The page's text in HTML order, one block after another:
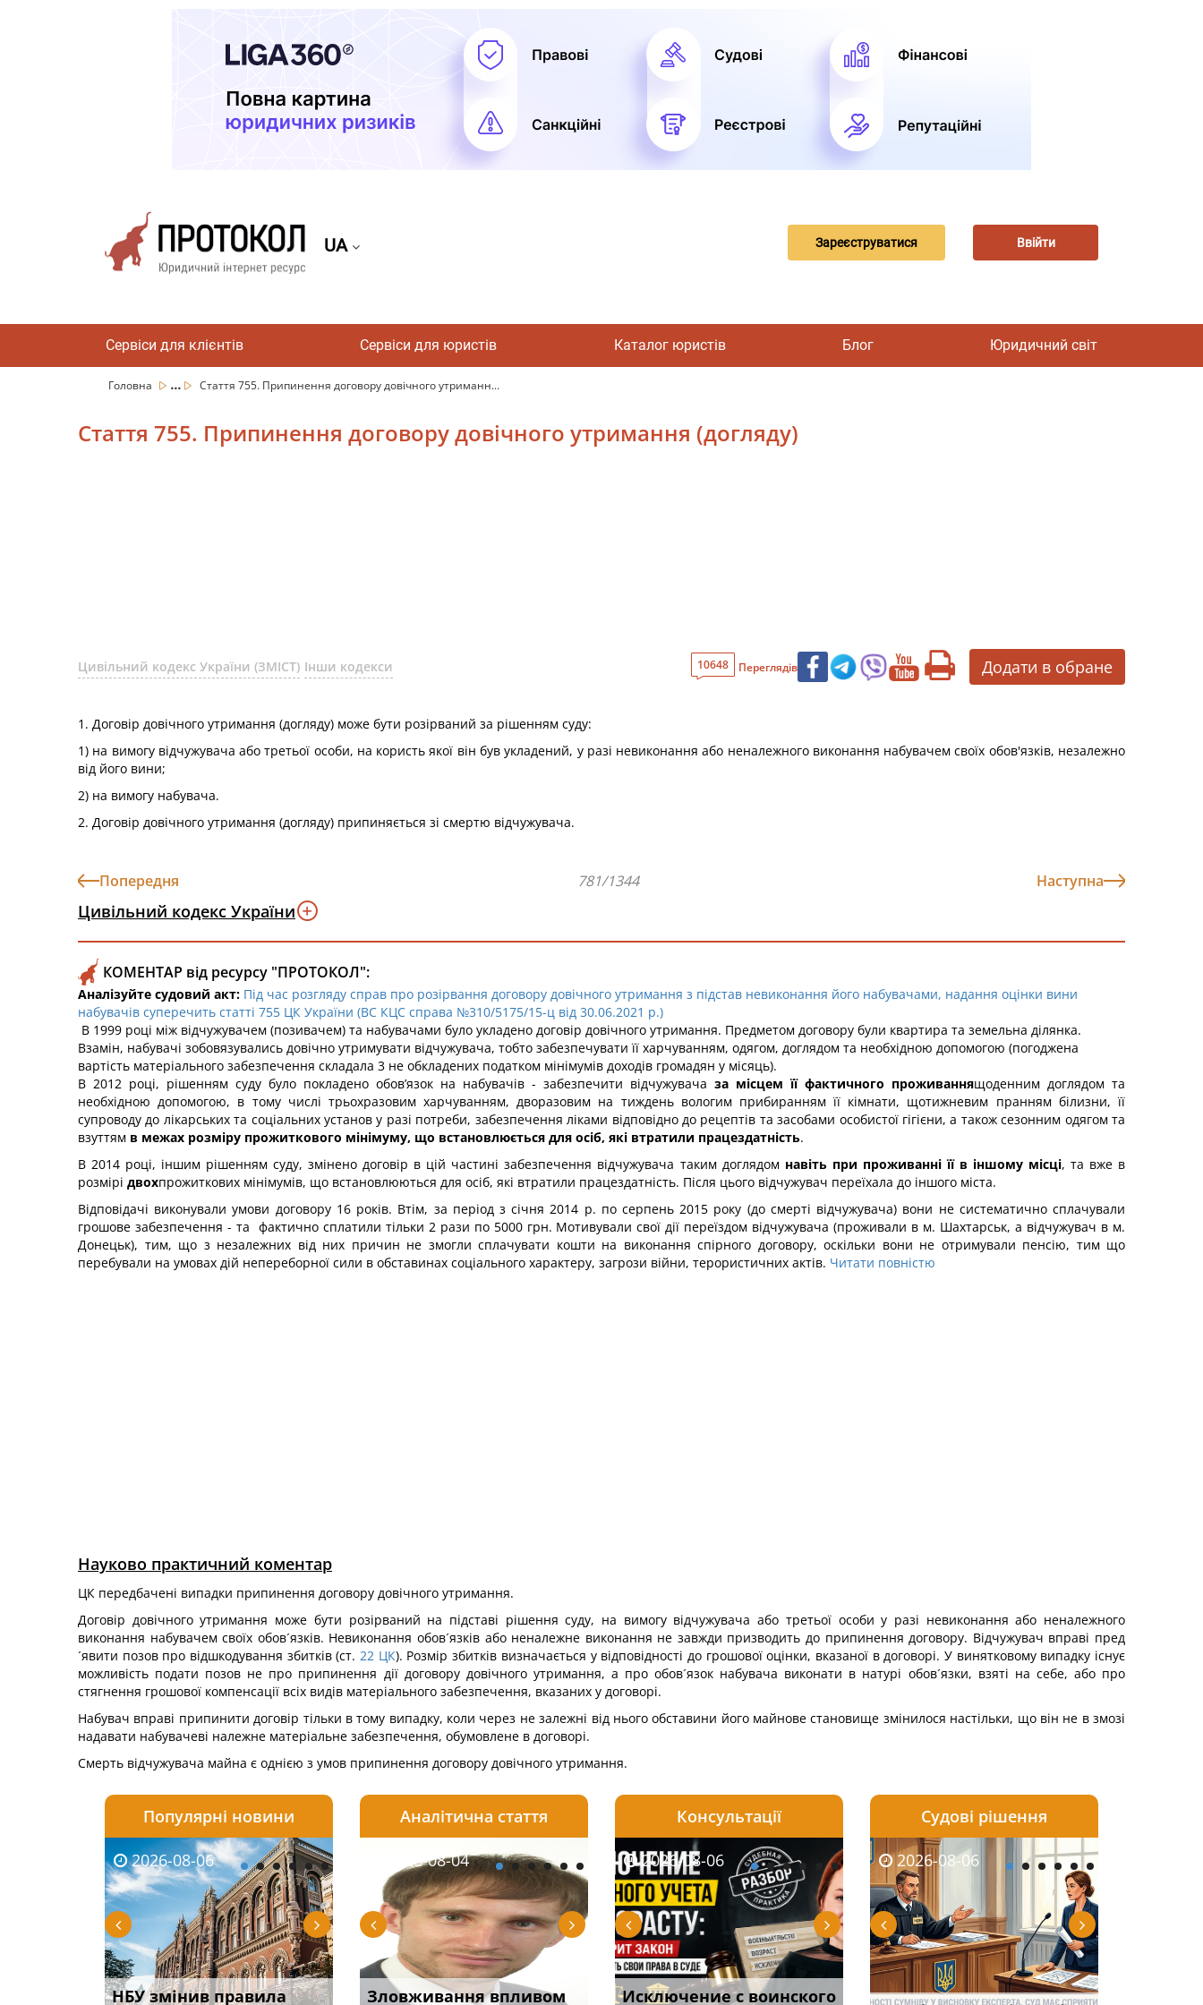
UA Зареєструватися Ввійти
Сервіси для клієнтів Сервіси для юристів Каталог юристів Блог Юридичний світ
Головна ... Стаття 755. Припинення договору довічного утриманн...
Стаття 755. Припинення договору довічного утримання (догляду)
Цивільний кодекс України (ЗМІСТ) Інши кодекси 10648 Переглядів Додати в обране
1. Договір довічного утримання (догляду) може бути розірваний за рішенням суду:
1) на вимогу відчужувача або третьої особи, на користь якої він був укладений, у разі невиконання або неналежного виконання набувачем своїх обов'язків, незалежно
від його вини;
2) на вимогу набувача.
2. Договір довічного утримання (догляду) припиняється зі смертю відчужувача.
Попередня 781/1344 Наступна
Цивільний кодекс України
КОМЕНТАР від ресурсу "ПРОТОКОЛ":
Аналізуйте судовий акт: Під час розгляду справ про розірвання договору довічного утримання з підстав невиконання його набувачами, надання оцінки вини
набувачів суперечить статті 755 ЦК України (ВС КЦС справа №310/5175/15-ц від 30.06.2021 р.)
В 1999 році між відчужувачем (позивачем) та набувачами було укладено договір довічного утримання. Предметом договору були квартира та земельна ділянка.
Взамін, набувачі зобовязувались довічно утримувати відчужувача, тобто забезпечувати її харчуванням, одягом, доглядом та необхідною допомогою (погоджена
вартість матеріального забезпечення складала 3 не обкладених податком мінімумів доходів громадян у місяць).
В 2012 році, рішенням суду було покладено обов’язок на набувачів - забезпечити відчужувача за місцем її фактичного проживаннящоденним доглядом та
необхідною допомогою, в тому числі трьохразовим харчуванням, дворазовим на тиждень вологим прибиранням її кімнати, щотижневим пранням білизни, її
супроводу до лікарських та соціальних установ у разі потреби, забезпечення ліками відповідно до рецептів та засобами особистої гігієни, а також сезонним одягом та
взуттям в межах розміру прожиткового мінімуму, що встановлюється для осіб, які втратили працездатність.
В 2014 році, іншим рішенням суду, змінено договір в цій частині забезпечення відчужувача таким доглядом навіть при проживанні її в іншому місці, та вже в
розмірі двохпрожиткових мінімумів, що встановлюються для осіб, які втратили працездатність. Після цього відчужувач переїхала до іншого міста.
Відповідачі виконували умови договору 16 років. Втім, за період з січня 2014 р. по серпень 2015 року (до смерті відчужувача) вони не систематично сплачували
грошове забезпечення - та фактично сплатили тільки 2 рази по 5000 грн. Мотивували свої дії переїздом відчужувача (проживали в м. Шахтарськ, а відчужувач в м.
Донецьк), тим, що з незалежних від них причин не змогли сплачувати кошти на виконання спірного договору, оскільки вони не отримували пенсію, тим що
перебували на умовах дій непереборної сили в обставинах соціального характеру, загрози війни, терористичних актів. Читати повністю
Науково практичний коментар
ЦК передбачені випадки припинення договору довічного утримання.
Договір довічного утримання може бути розірваний на підставі рішення суду, на вимогу відчужувача або третьої особи у разі невиконання або неналежного
виконання набувачем своїх обов´язків. Невиконання обов´язків або неналежне виконання не завжди призводить до припинення договору. Відчужувач вправі пред
´явити позов про відшкодування збитків (ст. 22 ЦК). Розмір збитків визначається у відповідності до грошової оцінки, вказаної в договорі. У винятковому випадку існує
можливість подати позов не про припинення дії договору довічного утримання, а про обов´язок набувача виконати в натурі обов´язки, взяті на себе, або про
стягнення грошової компенсації всіх видів матеріального забезпечення, вказаних у договорі.
Набувач вправі припинити договір тільки в тому випадку, коли через не залежні від нього обставини його майнове становище змінилося настільки, що він не в змозі
надавати набувачеві належне матеріальне забезпечення, обумовлене в договорі.
Смерть відчужувача майна є однією з умов припинення договору довічного утримання.
Популярні новини
2026-08-06
НБУ змінив правила
2026-08-06
Якщо суд встановив для
2026-08-06
Документи, на яких не
2026-08-05
Суд оштрафував
2026-08-05
Чоловік помер, але
Аналітична стаття
2026-08-03
Водії можуть отримати
2026-08-04
Зловживання впливом
2026-08-04
Переоформлення
2026-08-03
Огляд практики ВС від
2026-08-03
Консультації
2026-08-05
Особливості захисту у
2026-08-06
Исключение с воинского
2026-08-06
Спільне проживання без
2026-08-06
Виключення з
Судові рішення
2026-07-30
Восьмий ААС фактично
2026-08-06